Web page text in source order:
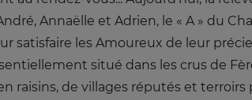
Annaëlle et Adrien, le « A » du
satisfaire les Amoureux de leur
situé dans les crus de
raisins, de villages réputés et